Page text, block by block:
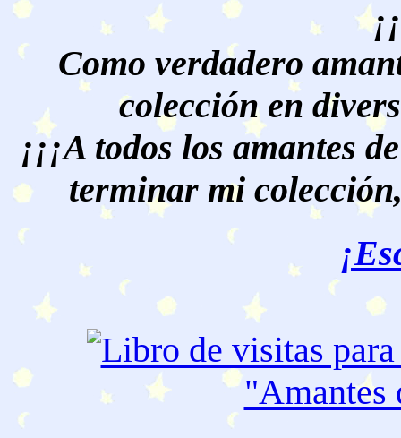
Como verdadero
colección en
¡¡¡A todos los amantes
terminar mi
"Amantes